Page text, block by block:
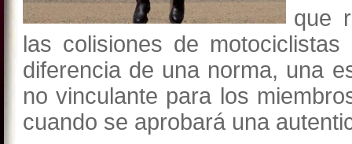
que
las colisiones de
diferencia de una norma, una
no vinculante para los
cuando se aprobará una